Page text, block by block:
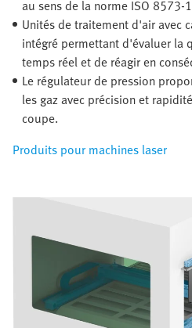
au sens de la norme ISO 8573-
Unités de traitement d'air avec
intégré permettant d'évaluer la
temps réel et de réagir en
Le régulateur de pression
les gaz avec précision et
coupe.
Produits pour machines laser